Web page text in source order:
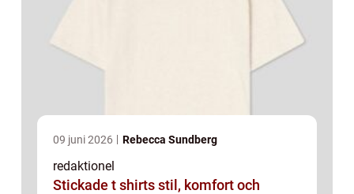
09 juni 2026 Rebecca Sundberg
redaktionel
Stickade t shirts stil, komfort och